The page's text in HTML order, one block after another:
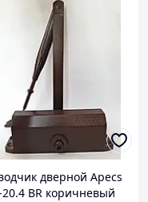
дверной Apecs
20.4 BR коричневый